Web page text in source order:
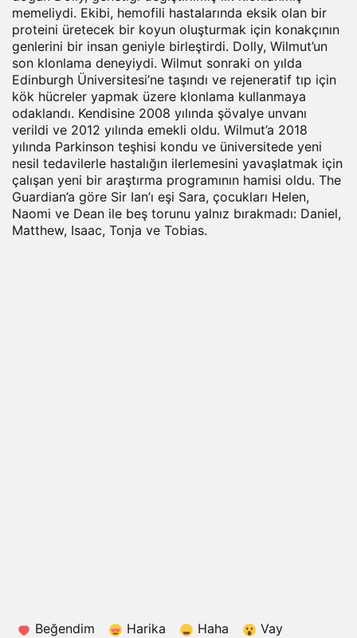
memeliydi. Ekibi, hemofili hastalarında eksik olan bir
proteini üretecek bir koyun oluşturmak için konakçının
genlerini bir insan geniyle birleştirdi. Dolly, Wilmut’un
son klonlama deneyiydi. Wilmut sonraki on yılda
Edinburgh Üniversitesi’ne taşındı ve rejeneratif tıp için
kök hücreler yapmak üzere klonlama kullanmaya
odaklandı. Kendisine 2008 yılında şövalye unvanı
verildi ve 2012 yılında emekli oldu. Wilmut’a 2018
yılında Parkinson teşhisi kondu ve üniversitede yeni
nesil tedavilerle hastalığın ilerlemesini yavaşlatmak için
çalışan yeni bir araştırma programının hamisi oldu. The
Guardian’a göre Sir Ian’ı eşi Sara, çocukları Helen,
Naomi ve Dean ile beş torunu yalnız bırakmadı: Daniel,
Matthew, Isaac, Tonja ve Tobias.
Beğendim Harika Haha
Vay